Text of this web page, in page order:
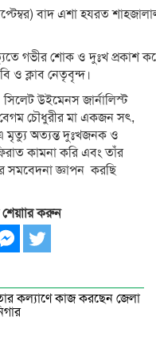
বাদ এশা হযরত
গভীর শোক ও দুঃখ প্রকাশ
ও ক্লাব নেতৃবৃন্দ।
উইমেনস জার্নালিস্ট
বেগম চৌধুরীর মা একজন সৎ,
এ মৃত্যু অত্যন্ত দুঃখজনক ও
কামনা করি এবং তাঁর
সমবেদনা জ্ঞাপন করছি
করুন
কল্যাণে কাজ করছেন জেলা